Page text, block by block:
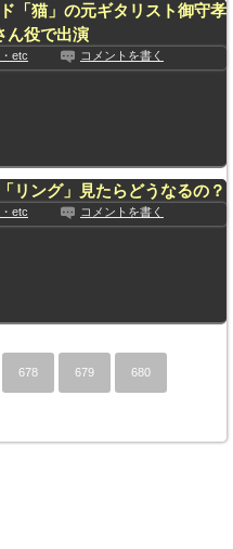
「猫」の元ギタリスト御守孝
ん役で出演
etc コメントを書く
リング」見たらどうなるの？
etc コメントを書く
678 679 680